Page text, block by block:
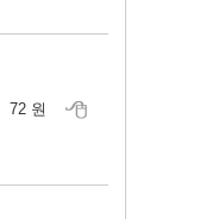
72 원